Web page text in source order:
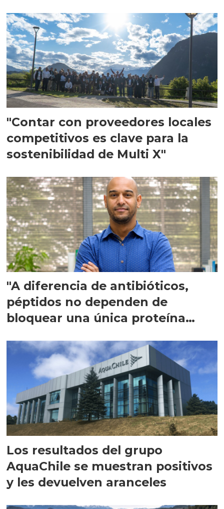
"Contar con proveedores locales
competitivos es clave para la
sostenibilidad de Multi X"
"A diferencia de antibióticos,
péptidos no dependen de
bloquear una única proteína
Los resultados del grupo
AquaChile se muestran positivos
y les devuelven aranceles